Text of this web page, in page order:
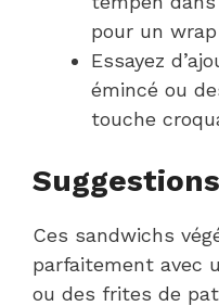
pour un wrap
Essayez
émincé ou
touche
Ces sandwichs
parfaitement avec
ou des frites de